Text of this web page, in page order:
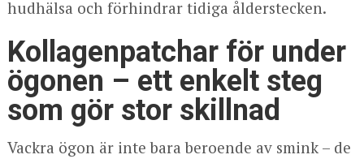
hudhälsa och förhindrar tidiga ålderstecken.
Kollagenpatchar för under
ögonen – ett enkelt steg
som gör stor skillnad
Vackra ögon är inte bara beroende av smink – de